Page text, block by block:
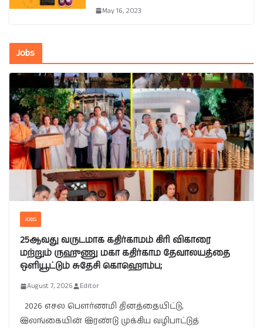
May 16, 2023
Jobs
JOBS
25ஆவது வருடமாக கதிர்காமம் கிரி விகாரை
மற்றும் ருஹுணு மகா கதிர்காம தேவாலயத்தை
ஒளியூட்டும் சுதேசி கொஹொம்ப;
August 7, 2026 Editor
2026 எசல பௌர்ணமி தினத்தையிட்டு,
இலங்கையின் இரண்டு முக்கிய வழிபாட்டுத்